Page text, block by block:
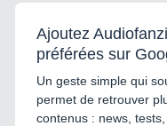
Ajoutez
préférées sur
Un geste simple qui
permet de retrouver
contenus : news,